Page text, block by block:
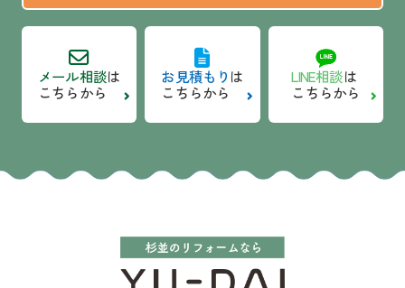
メール相談は
こちらから
お見積もり は
こちらから
LINE相談は
こちらから